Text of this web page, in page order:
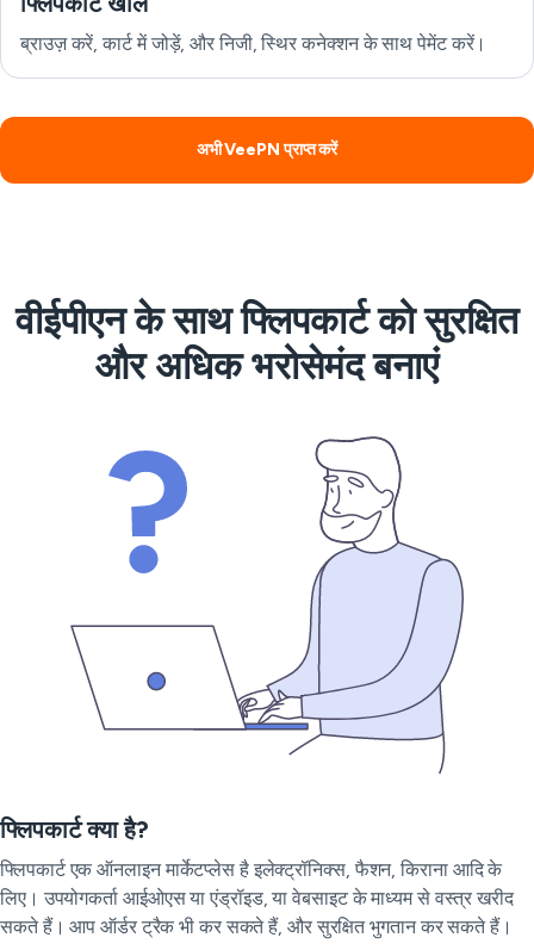
ब्राउज़ करें, कार्ट में जोड़ें, और निजी, स्थिर कनेक्शन के साथ पेमेंट करें।
अभी VeePN प्राप्त करें
वीईपीएन के साथ फ्लिपकार्ट को सुरक्षित
और अधिक भरोसेमंद बनाएं
फ्लिपकार्ट क्या है?
फ्लिपकार्ट एक ऑनलाइन मार्केटप्लेस है इलेक्ट्रॉनिक्स, फैशन, किराना आदि के
लिए। उपयोगकर्ता आईओएस या एंड्रॉइड, या वेबसाइट के माध्यम से वस्त्र खरीद
सकते हैं। आप ऑर्डर ट्रैक भी कर सकते हैं, और सुरक्षित भुगतान कर सकते हैं।